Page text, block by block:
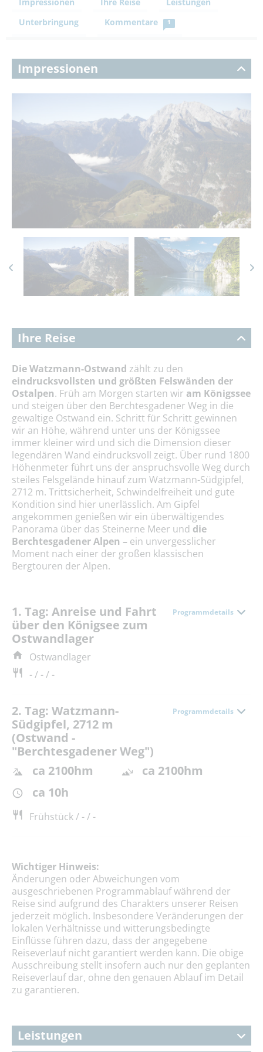
Unterbringung
Kommentare 1
Impressionen
Ihre Reise
Die Watzmann-Ostwand zählt zu den
eindrucksvollsten und größten Felswänden der
Ostalpen. Früh am Morgen starten wir am Königssee
und steigen über den Berchtesgadener Weg in die
gewaltige Ostwand ein. Schritt für Schritt gewinnen
wir an Höhe, während unter uns der Königssee
immer kleiner wird und sich die Dimension dieser
legendären Wand eindrucksvoll zeigt. Über rund 1800
Höhenmeter führt uns der anspruchsvolle Weg durch
steiles Felsgelände hinauf zum Watzmann-Südgipfel,
2712 m. Trittsicherheit, Schwindelfreiheit und gute
Kondition sind hier unerlässlich. Am Gipfel
angekommen genießen wir ein überwältigendes
Panorama über das Steinerne Meer und die
Berchtesgadener Alpen – ein unvergesslicher
Moment nach einer der großen klassischen
Bergtouren der Alpen.
1. Tag: Anreise und Fahrt
über den Königsee zum
Ostwandlager
Programmdetails
Ostwandlager
- / - / -
2. Tag: Watzmann-
Südgipfel, 2712 m
(Ostwand -
"Berchtesgadener Weg")
Programmdetails
ca 2100hm
ca 2100hm
ca 10h
Frühstück / - / -
Wichtiger Hinweis:
Änderungen oder Abweichungen vom
ausgeschriebenen Programmablauf während der
Reise sind aufgrund des Charakters unserer Reisen
jederzeit möglich. Insbesondere Veränderungen der
lokalen Verhältnisse und witterungsbedingte
Einflüsse führen dazu, dass der angegebene
Reiseverlauf nicht garantiert werden kann. Die obige
Ausschreibung stellt insofern auch nur den geplanten
Reiseverlauf dar, ohne den genauen Ablauf im Detail
zu garantieren.
Leistungen